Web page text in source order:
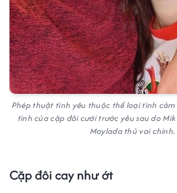
Phép thuật tình yêu thuộc thể loại tình
tình của cặp đôi cưới trước yêu sau do
Maylada thủ vai chính.
Cặp đôi cay như ớt